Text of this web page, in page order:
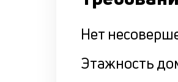
Нет
Этажность